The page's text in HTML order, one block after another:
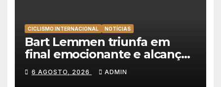
CICLISMO INTERNACIONAL NOTÍCIAS
Bart Lemmen triunfa em
final emocionante e alcança
a primeira vitória da carreira
na Volta à Polónia
6 AGOSTO, 2026 ADMIN